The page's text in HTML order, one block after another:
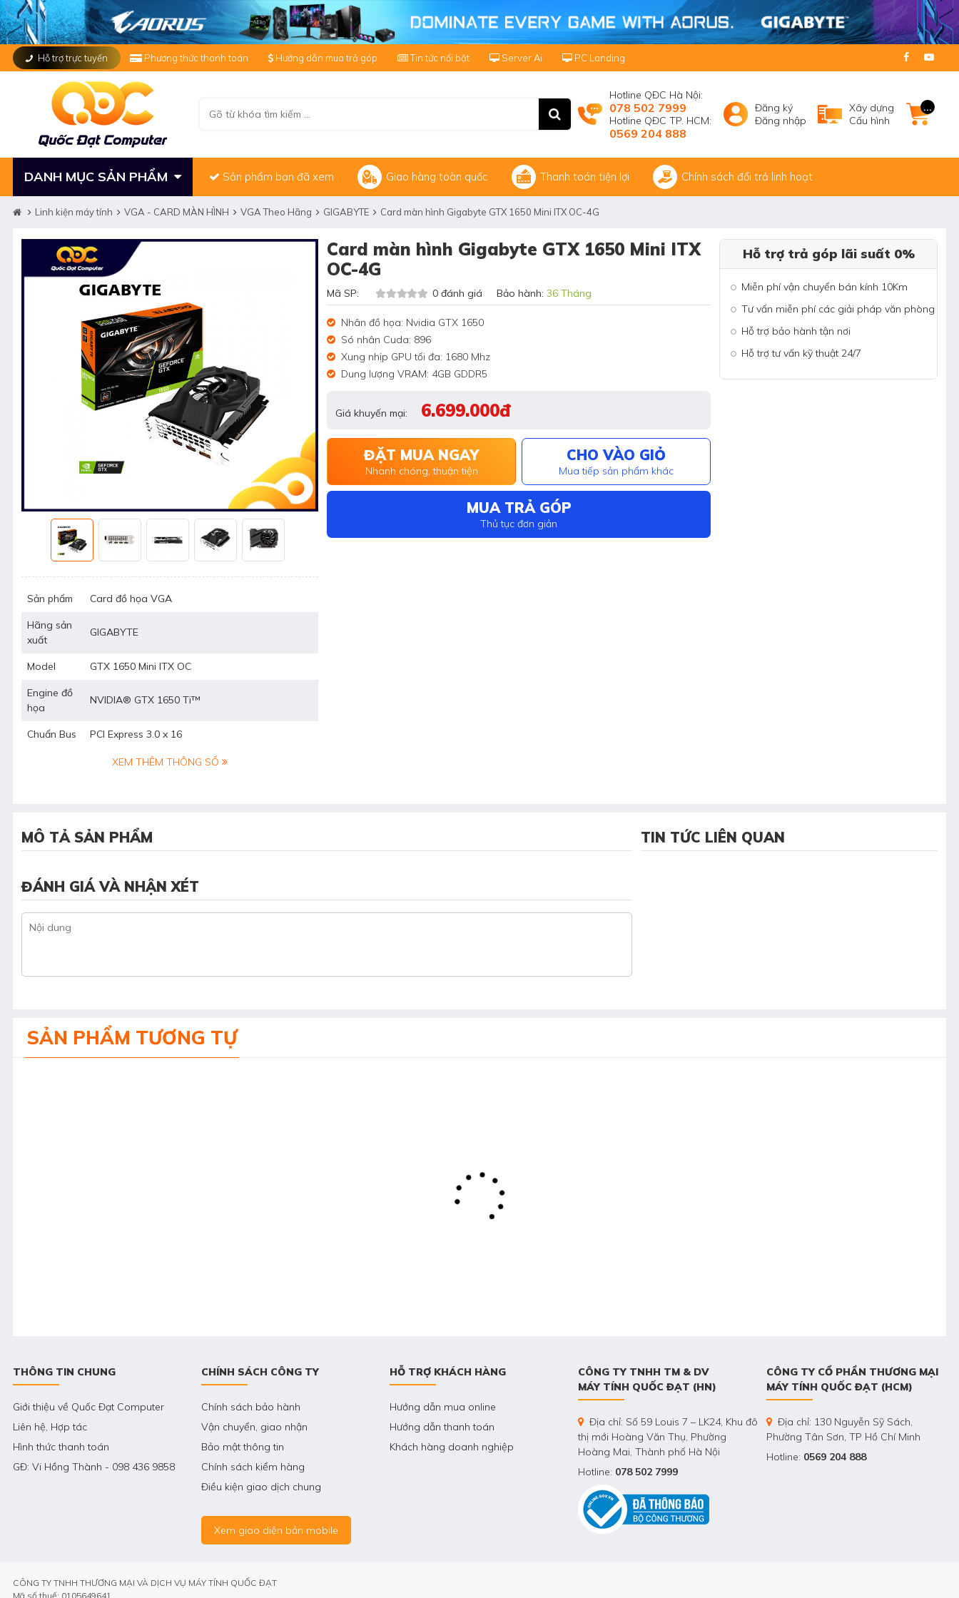
Hỗ trợ trực tuyến Phương thức thanh toán Hướng dẫn mua trả góp Tin tức nổi bật Server Ai PC Landing
Hotline QĐC Hà Nội:
078 502 7999
Hotline QĐC TP. HCM:
0569 204 888
Đăng ký
Đăng nhập
Xây dựng
Cấu hình
...
DANH MỤC SẢN PHẨM Sản phẩm bạn đã xem Giao hàng toàn quốc Thanh toán tiện lợi Chính sách đổi trả linh hoạt
Linh kiện máy tính VGA - CARD MÀN HÌNH VGA Theo Hãng GIGABYTE Card màn hình Gigabyte GTX 1650 Mini ITX OC-4G
Sản phẩm Card đồ họa VGA
Hãng sản
xuất
GIGABYTE
Model GTX 1650 Mini ITX OC
Engine đồ
họa
NVIDIA® GTX 1650 Ti™
Chuẩn Bus PCI Express 3.0 x 16
XEM THÊM THÔNG SỐ
Card màn hình Gigabyte GTX 1650 Mini ITX
OC-4G
Mã SP: 0 đánh giá Bảo hành: 36 Tháng
Nhân đồ họa: Nvidia GTX 1650
Só nhân Cuda: 896
Xung nhịp GPU tối đa: 1680 Mhz
Dung lượng VRAM: 4GB GDDR5
Giá khuyến mại: 6.699.000đ
ĐẶT MUA NGAY
Nhanh chóng, thuận tiện
CHO VÀO GIỎ
Mua tiếp sản phẩm khác
MUA TRẢ GÓP
Thủ tục đơn giản
Hỗ trợ trả góp lãi suất 0%
Miễn phí vận chuyển bán kính 10Km
Tư vấn miễn phí các giải pháp văn phòng
Hỗ trợ bảo hành tận nơi
Hỗ trợ tư vấn kỹ thuật 24/7
MÔ TẢ SẢN PHẨM
ĐÁNH GIÁ VÀ NHẬN XÉT
TIN TỨC LIÊN QUAN
SẢN PHẨM TƯƠNG TỰ
THÔNG TIN CHUNG
Giới thiệu về Quốc Đạt Computer
Liên hệ, Hợp tác
Hình thức thanh toán
GĐ: Vi Hồng Thành - 098 436 9858
CHÍNH SÁCH CÔNG TY
Chính sách bảo hành
Vận chuyển, giao nhận
Bảo mật thông tin
Chính sách kiểm hàng
Điều kiện giao dịch chung
Xem giao diện bản mobile
HỖ TRỢ KHÁCH HÀNG
Hướng dẫn mua online
Hướng dẫn thanh toán
Khách hàng doanh nghiệp
CÔNG TY TNHH TM & DV
MÁY TÍNH QUỐC ĐẠT (HN)
Địa chỉ: Số 59 Louis 7 – LK24, Khu đô
thị mới Hoàng Văn Thụ, Phường
Hoàng Mai, Thành phố Hà Nội
Hotline: 078 502 7999
CÔNG TY CỔ PHẦN THƯƠNG MẠI
MÁY TÍNH QUỐC ĐẠT (HCM)
Địa chỉ: 130 Nguyễn Sỹ Sách,
Phường Tân Sơn, TP Hồ Chí Minh
Hotline: 0569 204 888
CÔNG TY TNHH THƯƠNG MẠI VÀ DỊCH VỤ MÁY TÍNH QUỐC ĐẠT
Mã số thuế: 0105649641